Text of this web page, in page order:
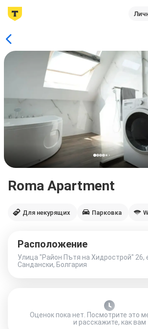
Roma Apartment
Для некурящих Парковка
Расположение
Улица "Район Пътя на Хидрострой" 26,
Сандански, Болгария
Оценок пока нет. Посмотрите это
и расскажите, как вам